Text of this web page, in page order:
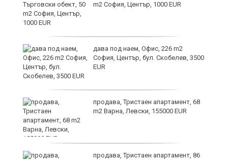
m2 София, Център, 1000 EUR
дава под наем, Офис, 226 m2
София, Център, бул. Скобелев, 3500
EUR
продава, Тристаен апартамент, 68
m2 Варна, Левски, 155000 EUR
продава, Тристаен апартамент, 86